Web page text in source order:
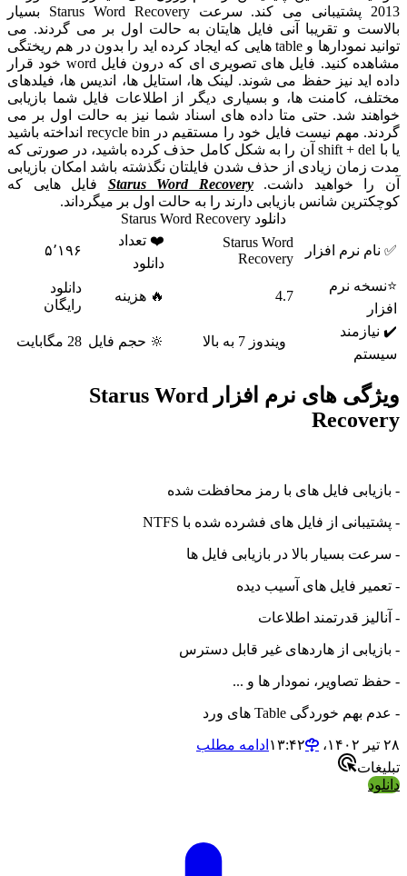
2013 پشتیبانی می کند. سرعت Starus Word Recovery بسیار
بالاست و تقریبا آنی فایل هایتان به حالت اول بر می گردند. می
توانید نمودارها و table هایی که ایجاد کرده اید را بدون در هم ریختگی
مشاهده کنید. فایل های تصویری ای که درون فایل word خود قرار
داده اید نیز حفظ می شوند. لینک ها، استایل ها، اندیس ها، فیلدهای
مختلف، کامنت ها، و بسیاری دیگر از اطلاعات فایل شما بازیابی
خواهند شد. حتی متا داده های اسناد شما نیز به حالت اول بر می
گردند. مهم نیست فایل خود را مستقیم در recycle bin انداخته باشید
یا با shift + del آن را به شکل کامل حذف کرده باشید، در صورتی که
مدت زمان زیادی از حذف شدن فایلتان نگذشته باشد امکان بازیابی
آن را خواهید داشت.Starus Word Recovery فایل هایی که
کوچکترین شانس بازیابی دارند را به حالت اول بر میگرداند.
دانلود Starus Word Recovery
✅ نام نرم افزار
Starus Word
Recovery
❤️ تعداد
دانلود
۵٬۱۹۶
⭐نسخه نرم
افزار
4.7 🔥 هزینه
دانلود
رایگان
✔️ نیازمند
سیستم
ویندوز 7 به بالا 🔆 حجم فایل 28 مگابایت
ویژگی های نرم افزار Starus Word
Recovery
- بازیابی فایل های با رمز محافظت شده
- پشتیبانی از فایل های فشرده شده با NTFS
- سرعت بسیار بالا در بازیابی فایل ها
- تعمیر فایل های آسیب دیده
- آنالیز قدرتمند اطلاعات
- بازیابی از هاردهای غیر قابل دسترس
- حفظ تصاویر، نمودار ها و ...
- عدم بهم خوردگی Table های ورد
۲۸ تیر ۱۴۰۲،‏ ۱۳:۴۲
ادامه مطلب
تبلیغات
دانلود